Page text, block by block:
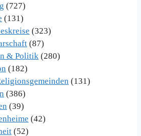
(727)
(131)
(323)
(87)
& Politik (280)
(182)
(131)
(386)
(39)
(42)
(52)